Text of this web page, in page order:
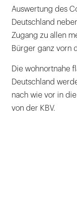
Auswertung des
Deutschland
Zugang zu allen
Bürger ganz vorn
Die wohnortnahe
Deutschland
nach wie vor in
von der KBV.